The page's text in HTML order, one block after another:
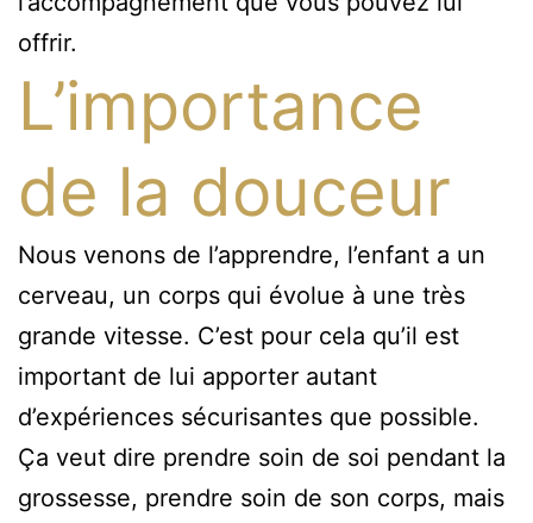
offrir.
L’importance
de la douceur
Nous venons de l’apprendre, l’enfant a un
cerveau, un corps qui évolue à une très
grande vitesse. C’est pour cela qu’il est
important de lui apporter autant
d’expériences sécurisantes que possible.
Ça veut dire prendre soin de soi pendant la
grossesse, prendre soin de son corps, mais